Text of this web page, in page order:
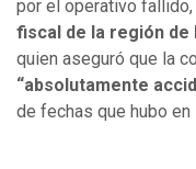
por el operativo fallido,
fiscal de la región de
quien aseguró que la
“absolutamente
de fechas que hubo